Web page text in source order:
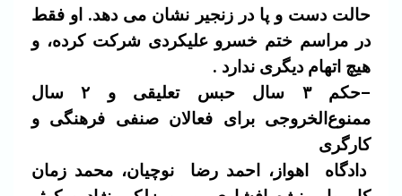
حالت دست و پا در زنجیر نشان می دهد. او فقط
در مراسم ختم خسرو علیکردی شرکت کرده، و
هیچ اتهام دیگری ندارد .
–حکم
۳ سال حبس تعلیقی و ۲ سال
ممنوع‌الخروجی برای فعالان صنفی فرهنگی و
کارگری
دادگاه اهواز، احمد رضا نوچیان، محمد زمان